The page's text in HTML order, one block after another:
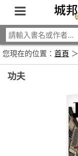
您現在的位置： 首頁 ＞
功夫